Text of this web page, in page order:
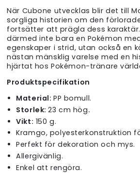
När Cubone utvecklas blir det till
sorgliga historien om den
fortsätter att prägla dess
därmed inte bara en Pokémon
egenskaper i strid, utan också en
nästan mänsklig varelse med en
hjärtat hos Pokémon-tränare
Produktspecifikation
Material: PP bomull.
Storlek:23 cm hög.
Vikt: 150 g.
Kramgo, polyesterkonstruktion
Perfekt för dekoration och mys.
Allergivänlig.
Enkel att rengöra.